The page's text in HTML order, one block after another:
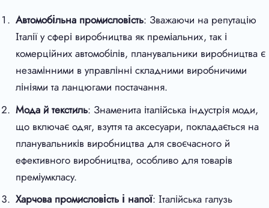
Автомобільна промисловість: Зважаючи на репутацію
Італії у сфері виробництва як преміальних, так і
комерційних автомобілів, планувальники виробництва є
незамінними в управлінні складними виробничими
лініями та ланцюгами постачання.
Мода й текстиль: Знаменита італійська індустрія моди,
що включає одяг, взуття та аксесуари, покладається на
планувальників виробництва для своєчасного й
ефективного виробництва, особливо для товарів
преміумкласу.
Харчова промисловість і напої: Італійська галузь